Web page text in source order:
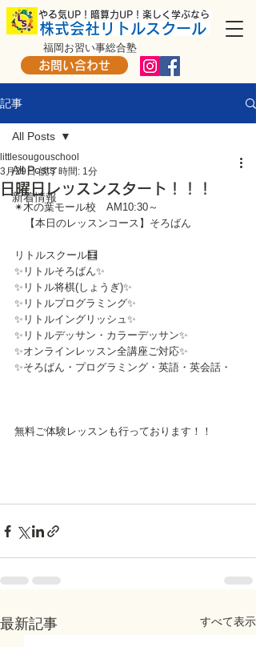
​ やる気UP！暗算力UP！楽しく学ぶなら
株式会社リトルスクール
お問い合わせ
福岡お習い事総合塾
記事
All Posts
新着情報
All Posts
日曜日レッスンスタート！！！
littlesougouschool
3月29日 読了時間: 1分
✴木の葉モール校　AM10:30～
【本日のレッスンコース】そろばん
リトルスクール🧮
✨リトルそろばん✨
✨リトル将棋(しょうぎ)✨
✨リトルプログラミング✨
✨リトルイングリッシュ✨
✨リトルデッサン・カラーデッサン✨
✨オンラインレッスン全講座ご対応✨
✨そろばん・プログラミング・英語・英会話・
無料ご体験レッスンも行っております！！
最新記事 すべて表示